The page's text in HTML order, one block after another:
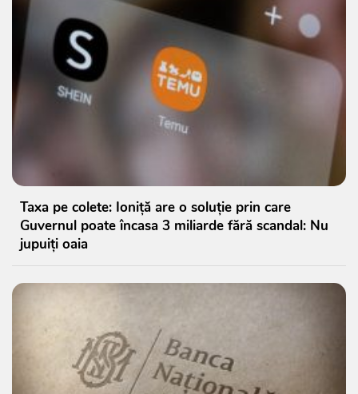
Taxa pe colete: Ioniță are o soluție prin care
Guvernul poate încasa 3 miliarde fără scandal: Nu
jupuiți oaia